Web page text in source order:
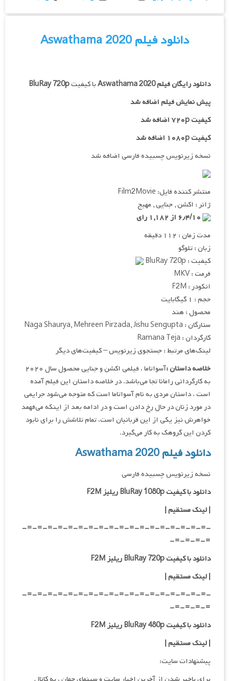
دانلود فیلم Aswathama 2020
دانلود رایگان فیلمAswathama 2020با کیفیتBluRay 720p
پیش نمایش فیلم اضافه شد
کیفیت ۷۲۰p اضافه شد
کیفیت ۱۰۸۰p اضافه شد
نسخه زیرنویس چسبیده فارسی اضافه شد
منتشر کننده فایل: Film2Movie
ژانر : اکشن , جنایی , مهیج
مدت زمان : ۱۱۲ دقیقه
زبان : تلوگو
کیفیت : BluRay 720p
فرمت : MKV
انکودر : F2M
حجم : ۱ گیگابایت
محصول : هند
ستارگان : Naga Shaurya, Mehreen Pirzada, Jishu Sengupta
کارگردان : Ramana Teja
لینک‌های مرتبط : جستجوی زیرنویس – کیفیت‌های دیگر
خلاصه داستان :
آسواتاما ، فیلمی اکشن و جنایی محصول سال ۲۰۲۰
به کارگردانی رامانا تجا می‌باشد. در خلاصه داستان این فیلم آمده
است ، داستان مردی به نام آسواتاما است که متوجه می‌شود جرایمی
در مورد زنان در حال رخ دادن است و در ادامه بعد از اینکه می‌فهمد
خواهرش نیز یکی از این قربانیان است، تمام تلاشش را برای نابود
کردن این گروهک به کار می‌گیرد.
دانلود فیلم Aswathama 2020
نسخه زیرنویس چسبیده فارسی
دانلود با کیفیت BluRay 1080p ریلیز F2M
|لینک مستقیم|
-=-=-=-=-=-=-=-=-=-=-=-=-=-=-=-=-=-=-
=-=-=-=-
دانلود با کیفیت BluRay 720p ریلیز F2M
| لینک مستقیم|
-=-=-=-=-=-=-=-=-=-=-=-=-=-=-=-=-=-=-
=-=-=-=-
دانلود با کیفیت BluRay 480p ریلیز F2M
| لینک مستقیم|
پیشنهادات سایت: